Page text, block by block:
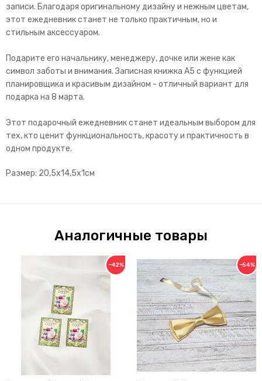
записи. Благодаря оригинальному дизайну и нежным цветам,
этот ежедневник станет не только практичным, но и
стильным аксессуаром.
Подарите его начальнику, менеджеру, дочке или жене как
символ заботы и внимания. Записная книжка А5 с функцией
планировщика и красивым дизайном - отличный вариант для
подарка на 8 марта.
Этот подарочный ежедневник станет идеальным выбором для
тех, кто ценит функциональность, красоту и практичность в
одном продукте.
Размер: 20,5х14,5х1см
Аналогичные товары
−42% −54%